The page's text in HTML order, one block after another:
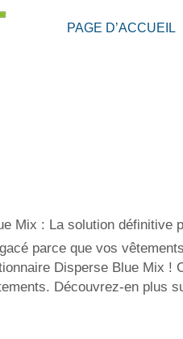
PAGE D’ACCUEIL
Mix : La solution définitive
parce que vos
Disperse Blue Mix !
Découvrez-en plus